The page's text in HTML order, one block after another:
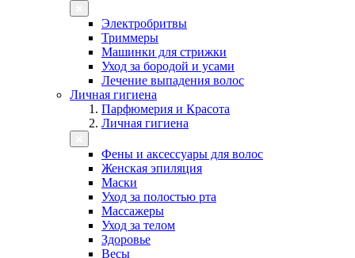
Электробритвы
Триммеры
Машинки для стрижки
Уход за бородой и усами
Лечение выпадения волос
Личная гигиена
Парфюмерия и Красота
Личная гигиена
Фены и аксессуары для волос
Женская эпиляция
Маски
Уход за полостью рта
Массажеры
Уход за телом
Здоровье
Весы